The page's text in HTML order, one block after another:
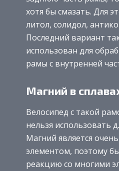
хотя бы смазать. Для
литол, солидол,
Последний вариант
использован для
рамы с внутренней
Магний в
Велосипед с такой
нельзя использовать
Магний является
элементом, поэтому
реакцию со многими